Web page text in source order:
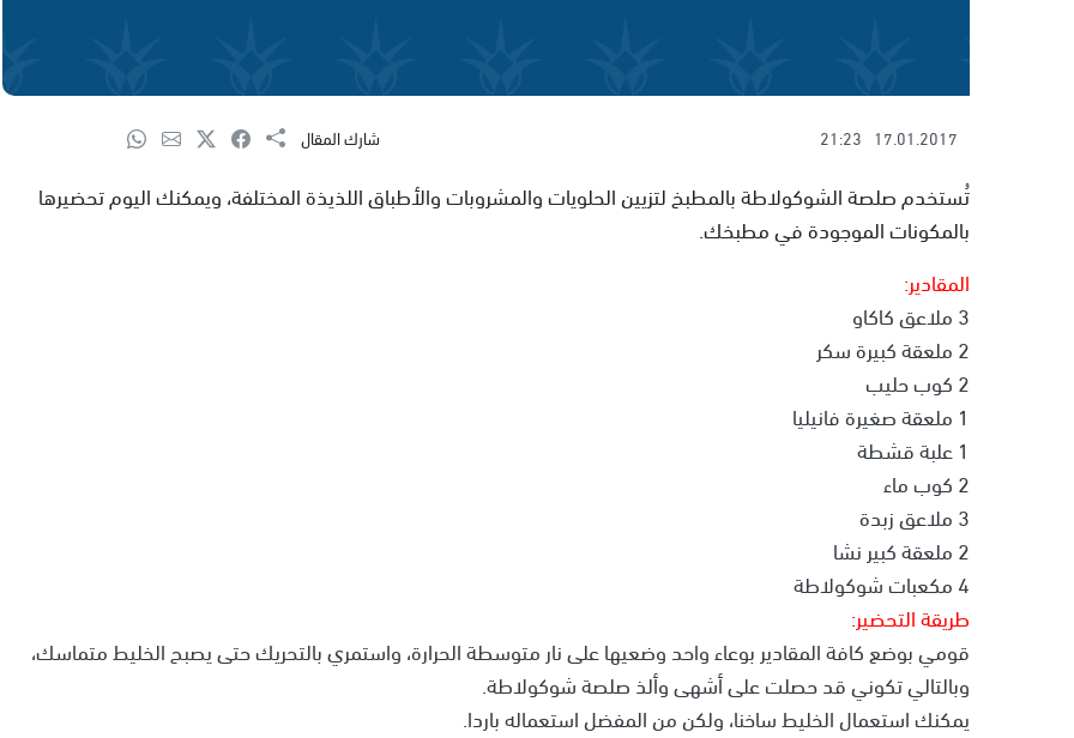
17.01.2017
21:23 شارك المقال
تُستخدم صلصة الشوكولاطة بالمطبخ لتزيين الحلويات والمشروبات والأطباق اللذيذة المختلفة، ويمكنك اليوم تحضيرها
بالمكونات الموجودة في مطبخك.
المقادير:
3 ملاعق كاكاو
2 ملعقة كبيرة سكر
2 كوب حليب
1 ملعقة صغيرة فانيليا
1 علبة قشطة
2 كوب ماء
3 ملاعق زبدة
2 ملعقة كبير نشا
4 مكعبات شوكولاطة
طريقة التحضير:
قومي بوضع كافة المقادير بوعاء واحد وضعيها على نار متوسطة الحرارة، واستمري بالتحريك حتى يصبح الخليط متماسك،
وبالتالي تكوني قد حصلت على أشهى وألذ صلصة شوكولاطة.
يمكنك استعمال الخليط ساخنا، ولكن من المفضل استعماله باردا.